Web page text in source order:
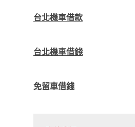
台北機車借款
台北機車借錢
免留車借錢